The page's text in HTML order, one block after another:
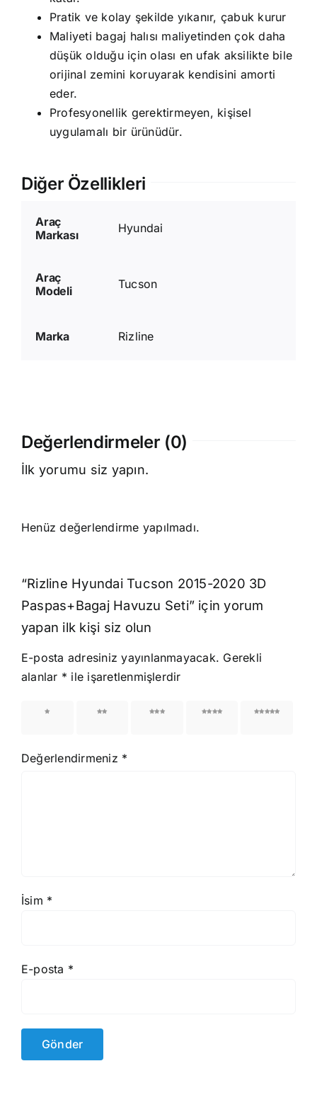
Pratik ve kolay şekilde yıkanır, çabuk kurur
Maliyeti bagaj halısı maliyetinden çok daha
düşük olduğu için olası en ufak aksilikte bile
orijinal zemini koruyarak kendisini amorti
eder.
Profesyonellik gerektirmeyen, kişisel
uygulamalı bir ürünüdür.
Diğer Özellikleri
Araç
Markası
Hyundai
Araç
Modeli
Tucson
Marka Rizline
Değerlendirmeler (0)
İlk yorumu siz yapın.
Henüz değerlendirme yapılmadı.
“Rizline Hyundai Tucson 2015-2020 3D
Paspas+Bagaj Havuzu Seti” için yorum
yapan ilk kişi siz olun
E-posta adresiniz yayınlanmayacak. Gerekli
alanlar * ile işaretlenmişlerdir
2/5
3/5
4/5
5/5
Değerlendirmeniz *
İsim *
E-posta *